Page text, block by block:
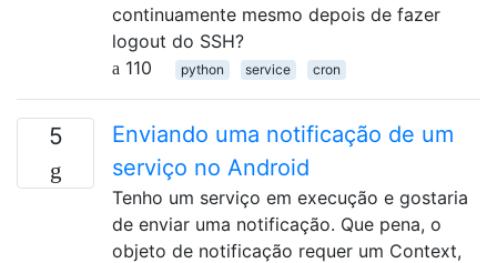
continuamente mesmo depois de fazer
logout do SSH?
110
python service cron
5
Enviando uma notificação de um
serviço no Android
Tenho um serviço em execução e gostaria
de enviar uma notificação. Que pena, o
objeto de notificação requer um Context,